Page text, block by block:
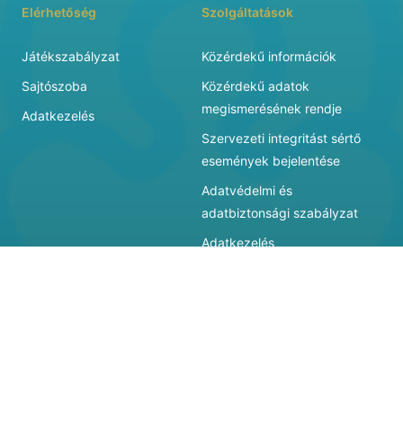
Elérhetőség
Játékszabályzat
Sajtószoba
Adatkezelés
Szolgáltatások
Közérdekű információk
Közérdekű adatok
megismerésének rendje
Szervezeti integritást sértő
események bejelentése
Adatvédelmi és
adatbiztonsági szabályzat
Adatkezelés